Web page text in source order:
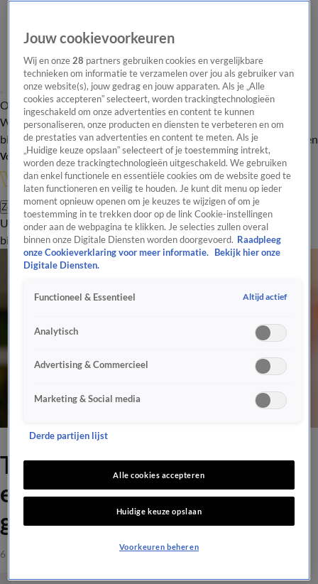
Overzicht Onze programma's Uitzendingen Onze gezichten
In de
WandelgangenInterviewsUitzending
bijwonenPodcastShopVeelgestelde vragenKijkersvraag insturen
Volg Vandaag Inside
Zoeken
UitzendingenVandaag InsideDe OranjezomerShopUitzending
bijwonen
Tom Egbers heeft voor het
eerst in maanden weer
gepresenteerd
6 sep 2023, 16:10
Jouw cookievoorkeuren
Wij en onze28 partners gebruiken cookies en vergelijkbare
technieken om informatie te verzamelen over jou als gebruiker van
onze website(s), jouw gedrag en jouw apparaten. Als je „Alle
cookies accepteren” selecteert, worden trackingtechnologieën
ingeschakeld om onze advertenties en content te kunnen
personaliseren, onze producten en diensten te verbeteren en om
de prestaties van advertenties en content te meten. Als je
„Huidige keuze opslaan” selecteert of je toestemming intrekt,
worden deze trackingtechnologieën uitgeschakeld. We gebruiken
dan enkel functionele en essentiële cookies om de website goed te
laten functioneren en veilig te houden. Je kunt dit menu op ieder
moment opnieuw openen om je keuzes te wijzigen of om je
toestemming in te trekken door op de link Cookie-instellingen
onder aan de webpagina te klikken. Je selecties zullen overal
binnen onze Digitale Diensten worden doorgevoerd. Raadpleeg
onze Cookieverklaring voor meer informatie.
Bekijk hier onze
Digitale Diensten.
Functioneel & Essentieel Altijd actief
Analytisch
Advertising & Commercieel
Marketing & Social media
Derde partijen lijst
Alle cookies accepteren
Huidige keuze opslaan
Voorkeuren beheren